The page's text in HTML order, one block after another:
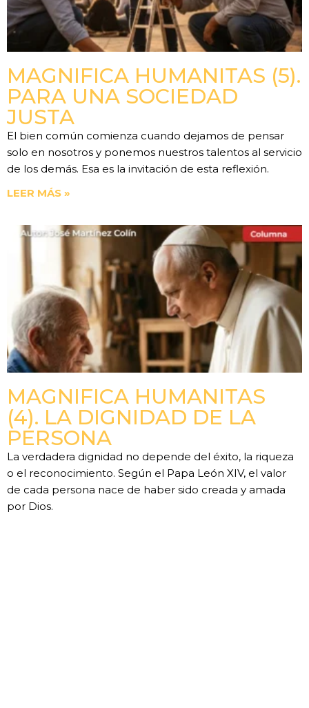
MAGNIFICA HUMANITAS (5).
PARA UNA SOCIEDAD
JUSTA
El bien común comienza cuando dejamos de pensar
solo en nosotros y ponemos nuestros talentos al servicio
de los demás. Esa es la invitación de esta reflexión.
LEER MÁS »
MAGNIFICA HUMANITAS
(4). LA DIGNIDAD DE LA
PERSONA
La verdadera dignidad no depende del éxito, la riqueza
o el reconocimiento. Según el Papa León XIV, el valor
de cada persona nace de haber sido creada y amada
por Dios.